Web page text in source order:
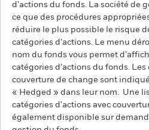
d’actions du fonds. La société de
ce que des procédures
réduire le plus possible le risque
catégories d’actions. Le menu
nom du fonds vous permet
catégories d’actions du fonds. Les
couverture de change sont
« Hedged » dans leur nom. Une
catégories d'actions avec
également disponible sur